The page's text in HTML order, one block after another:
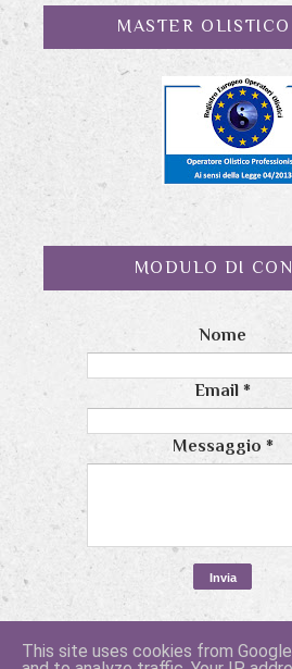
MASTER
MODULO DI
Nome
Email*
Messaggio *
This site uses cookies from